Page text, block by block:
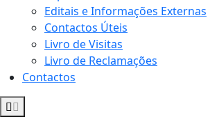
Editais e Informações Externas
Contactos Úteis
Livro de Visitas
Livro de Reclamações
Contactos